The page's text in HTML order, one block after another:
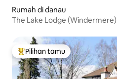
Rumah di danau
The Lake Lodge (Windermere)
Pilihan tamu terpopuler
Pilihan tamu